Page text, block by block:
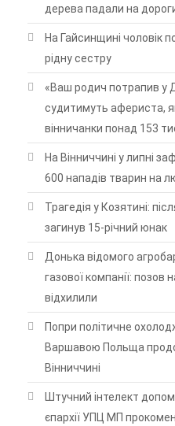
дерева падали на
На Гайсинщині чоловік
рідну сестру
«Ваш родич потрапив у
судитимуть афериста,
вінничанки понад 153
На Вінниччині у липні
600 нападів тварин на
Трагедія у Козятині:
загинув 15-річний юнак
Донька відомого
газової компанії: позов
відхилили
Попри політичне
Варшавою Польща
Вінниччині
Штучний інтелект
єпархії УПЦ МП